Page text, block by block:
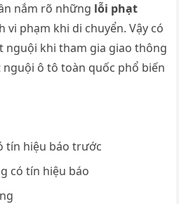
nắm rõ những lỗi phạt
vi phạm khi di chuyển. Vậy có
nguội khi tham gia giao thông
nguội ô tô toàn quốc phổ biến
tín hiệu báo trước
có tín hiệu báo